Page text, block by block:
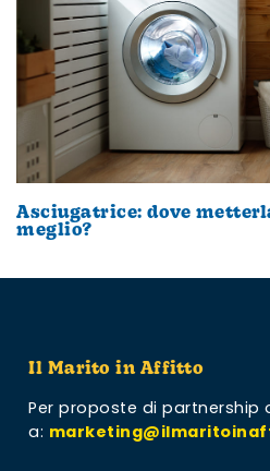
Asciugatrice: dove
meglio?
Il Marito in Affitto
Per proposte di partnership
a: